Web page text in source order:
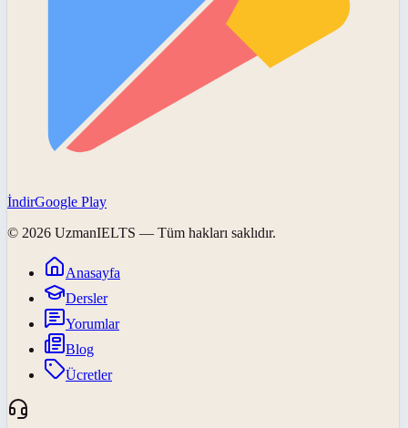
İndirGoogle Play
© 2026 UzmanIELTS — Tüm hakları saklıdır.
Anasayfa
Dersler
Yorumlar
Blog
Ücretler